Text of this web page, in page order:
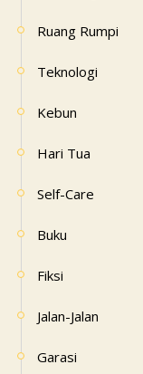
Ruang Rumpi
Teknologi
Kebun
Hari Tua
Self-Care
Buku
Fiksi
Jalan-Jalan
Garasi